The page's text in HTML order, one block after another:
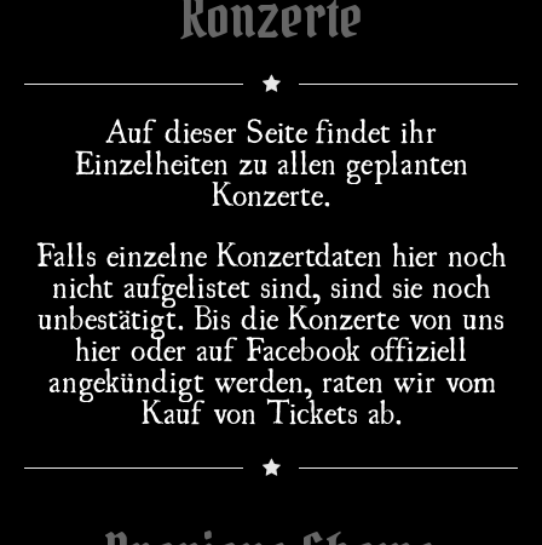
Konzerte
Auf dieser Seite findet ihr
Einzelheiten zu allen geplanten
Konzerte.
Falls einzelne Konzertdaten hier noch
nicht aufgelistet sind, sind sie noch
unbestätigt. Bis die Konzerte von uns
hier oder auf Facebook offiziell
angekündigt werden, raten wir vom
Kauf von Tickets ab.